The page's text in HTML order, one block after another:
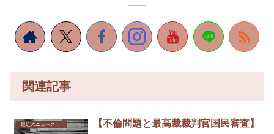
関連記事
【不倫問題と最高裁裁判官国民審査】